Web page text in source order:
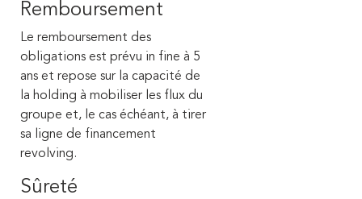
Remboursement
Le remboursement des
obligations est prévu in fine à 5
ans et repose sur la capacité de
la holding à mobiliser les flux du
groupe et, le cas échéant, à tirer
sa ligne de financement
revolving.
Sûreté